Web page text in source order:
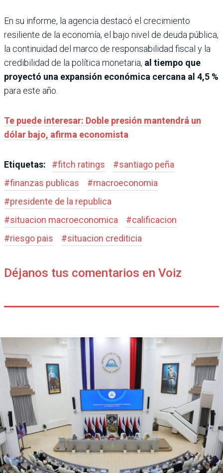
En su informe, la agencia destacó el crecimiento
resiliente de la economía, el bajo nivel de deuda pública,
la continuidad del marco de responsabilidad fiscal y la
credibilidad de la política monetaria, al tiempo que
proyectó una expansión económica cercana al 4,5 %
para este año.
Te puede interesar: Doble presión mantendrá un
dólar bajo, afirma economista
Etiquetas: #fitch ratings #santiago peña
#finanzas publicas #macroeconomia
#presidente de la republica
#situacion macroeconomica #calificacion
#riesgo pais #situacion crediticia
Déjanos tus comentarios en Voiz